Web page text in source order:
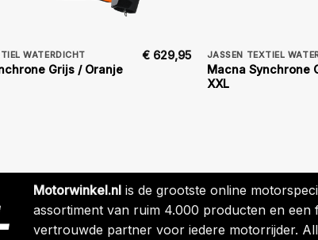
WATERDICHT
Grijs / Oranje
€ 629,95 JASSEN TEXTIEL
Macna Synchrone
XXL
Motorwinkel.nl is de grootste online
assortiment van ruim 4.000 producten en een
vertrouwde partner voor iedere motorrijder.